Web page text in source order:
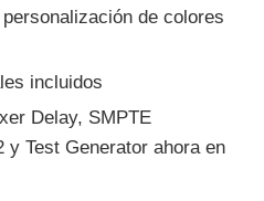
de colores
incluidos
Delay, SMPTE
y Test Generator ahora en